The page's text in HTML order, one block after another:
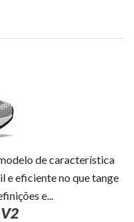
de característica
e eficiente no que tange
e...